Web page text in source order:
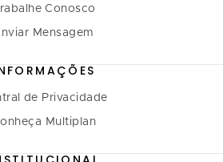
Conosco
Mensagem
de Privacidade
Multiplan